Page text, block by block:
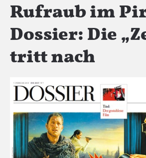
Rufraub im
Dossier: Die
tritt nach